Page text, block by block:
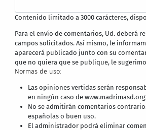
Contenido limitado a 3000 carácteres,
Para el envío de comentarios, Ud. deberá
campos solicitados. Así mismo, le
aparecerá publicado junto con su
que no quiera que se publique, le
Normas de uso:
Las opiniones vertidas serán
en ningún caso de
No se admitirán comentarios
españolas o buen uso.
El administrador podrá eliminar